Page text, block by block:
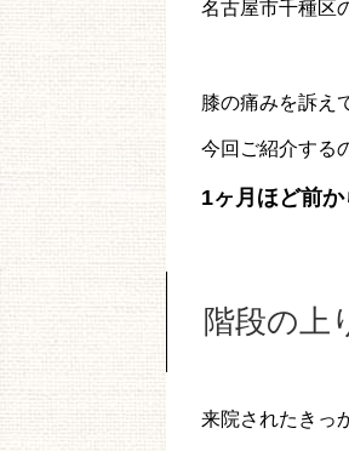
名古屋市千種区
膝の痛みを訴え
今回ご紹介する
1ヶ月ほど前
階段の上
来院されたきっ